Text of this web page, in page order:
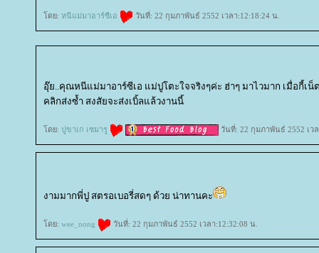
ดย: หนีแม่มาอาร์ซีเอ วันที่: 22 กุมภาพันธ์ 2552 เวลา:12:18:24 น.
อุ๊ย..คุณหนีแม่มาอาร์ซีเอ แม่ปูโตะใจจริงๆค่ะ ฮ่าๆ มาไวมาก เมื่อกี้เ
คลิกส่งซ้ำ สงสัยจะส่งเบิ้ลแล้วงานนี้
ดย: ปูขาเก เซมารู วันที่: 22 กุมภาพันธ์ 2552 เว
งามมากพี่ปู สตรอเบอรี่สดๆ ด้วย น่าทานคะ
ดย: wee_nong วันที่: 22 กุมภาพันธ์ 2552 เวลา:12:32:08 น.